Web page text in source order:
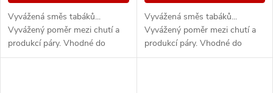
Vyvážená směs tabáků...
Vyvážený poměr mezi chutí a
produkcí páry. Vhodné do
všech typů e-cigaret
Vyvážená směs tabáků...
Vyvážený poměr mezi chutí a
produkcí páry. Vhodné do
všech typů e-cigaret